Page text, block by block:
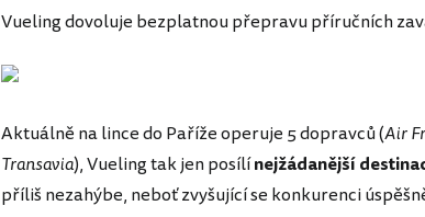
Vueling dovoluje bezplatnou přepravu příručních
Aktuálně na lince do Paříže operuje 5 dopravců (Air
Transavia), Vueling tak jen posílínejžádanější
příliš nezahýbe, neboť zvyšující se konkurenci